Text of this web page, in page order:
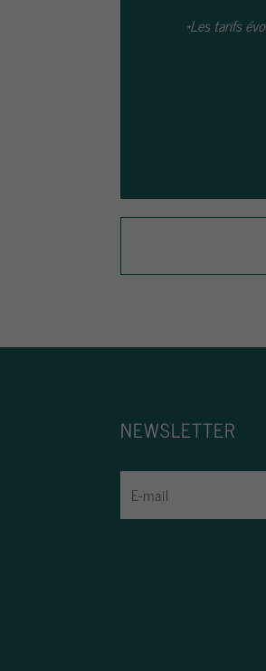
*Les tarifs
NEWSLETTER